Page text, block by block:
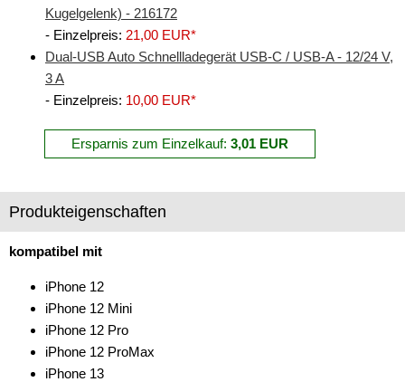
Fernbedienungen
Freischaltmodule
Freisprechadapter
Frequenzweichen
Apple
kabellos Laden
Lautsprecheradapter
Kugelgelenk) - 216172
- Einzelpreis: 21,00 EUR*
Dual-USB Auto Schnellladegerät USB-C / USB-A - 12/24 V,
3 A
- Einzelpreis: 10,00 EUR*
Ersparnis zum Einzelkauf: 3,01 EUR
Produkteigenschaften
kompatibel mit
iPhone 12
iPhone 12 Mini
iPhone 12 Pro
iPhone 12 ProMax
iPhone 13